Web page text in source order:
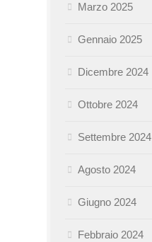
Marzo 2025
Gennaio 2025
Dicembre 2024
Ottobre 2024
Settembre 2024
Agosto 2024
Giugno 2024
Febbraio 2024